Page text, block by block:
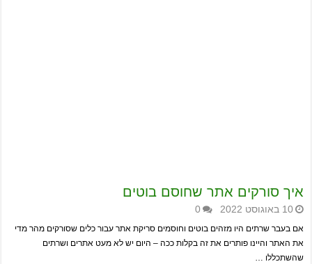
איך סורקים אתר שחוסם בוטים
10 באוגוסט 2022 0
אם בעבר שרתים היו מזהים בוטים וחוסמים סריקת אתר עבור כלים שסורקים מהר מדי
את האתר והיינו פותרים את זה בקלות ככה – היום יש לא מעט אתרים ושרתים
שהשתכללו …